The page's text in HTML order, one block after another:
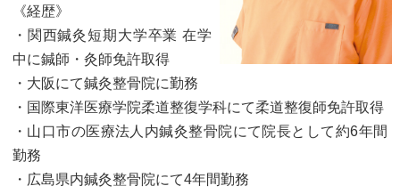
《経歴》
・関西鍼灸短期大学卒業 在学
中に鍼師・灸師免許取得
・大阪にて鍼灸整骨院に勤務
・国際東洋医療学院柔道整復学科にて柔道整復師免許取得
・山口市の医療法人内鍼灸整骨院にて院長として約6年間
勤務
・広島県内鍼灸整骨院にて4年間勤務